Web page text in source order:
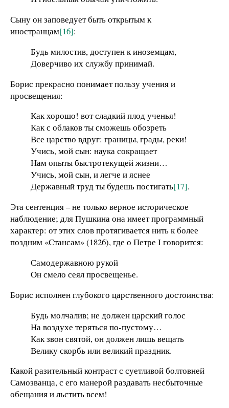
Сыну он заповедует быть открытым к
иностранцам[16]:
Будь милостив, доступен к иноземцам,
Доверчиво их службу принимай.
Борис прекрасно понимает пользу учения и
просвещения:
Как хорошо! вот сладкий плод ученья!
Как с облаков ты сможешь обозреть
Все царство вдруг: границы, грады, реки!
Учись, мой сын: наука сокращает
Нам опыты быстротекущей жизни…
Учись, мой сын, и легче и яснее
Державный труд ты будешь постигать[17].
Эта сентенция – не только верное историческое
наблюдение; для Пушкина она имеет программный
характер: от этих слов протягивается нить к более
поздним «Стансам» (1826), где о Петре I говорится:
Самодержавною рукой
Он смело сеял просвещенье.
Борис исполнен глубокого царственного достоинства:
Будь молчалив; не должен царский голос
На воздухе теряться по-пустому…
Как звон святой, он должен лишь вещать
Велику скорбь или великий праздник.
Какой разительный контраст с суетливой болтовней
Самозванца, с его манерой раздавать несбыточные
обещания и льстить всем!